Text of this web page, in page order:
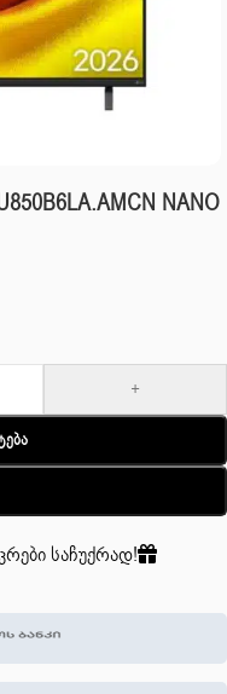
NANO
+
საჩუქრად!